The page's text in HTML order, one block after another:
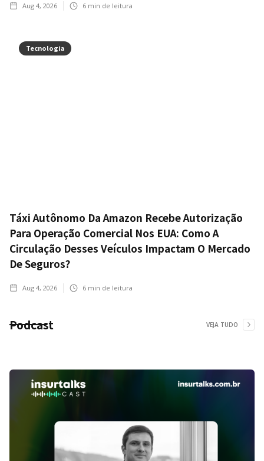
Aug 4, 2026 6 min de leitura
Tecnologia
Táxi Autônomo Da Amazon Recebe Autorização
Para Operação Comercial Nos EUA: Como A
Circulação Desses Veículos Impactam O Mercado
De Seguros?
Aug 4, 2026 6 min de leitura
Podcast VEJA TUDO